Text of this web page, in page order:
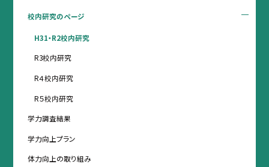
校内研究のページ
H31・R2校内研究
R3校内研究
R４校内研究
R５校内研究
学力調査結果
学力向上プラン
体力向上の取り組み